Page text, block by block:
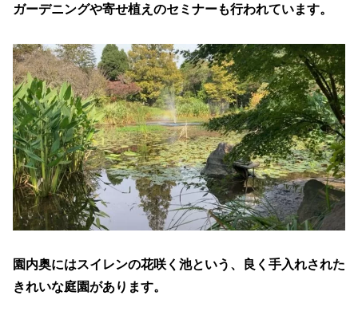
ガーデニングや寄せ植えのセミナーも行われています。
園内奥にはスイレンの花咲く池という、良く手入れされた
きれいな庭園があります。